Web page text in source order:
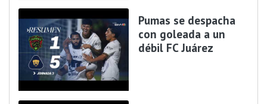
Pumas se despacha
con goleada a un
débil FC Juárez